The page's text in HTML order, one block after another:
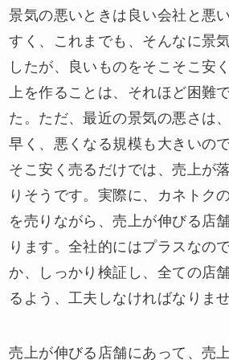
景気の悪いときは良い会社と悪
すく、これまでも、そんなに景
したが、良いものをそこそこ安
上を作ることは、それほど困難
た。ただ、最近の景気の悪さは
早く、悪くなる規模も大きいの
そこ安く売るだけでは、売上が
りそうです。実際に、カネトク
を売りながら、売上が伸びる店
ります。全社的にはプラスなの
か、しっかり検証し、全ての店
るよう、工夫しなければなりませ
売上が伸びる店舗にあって、売